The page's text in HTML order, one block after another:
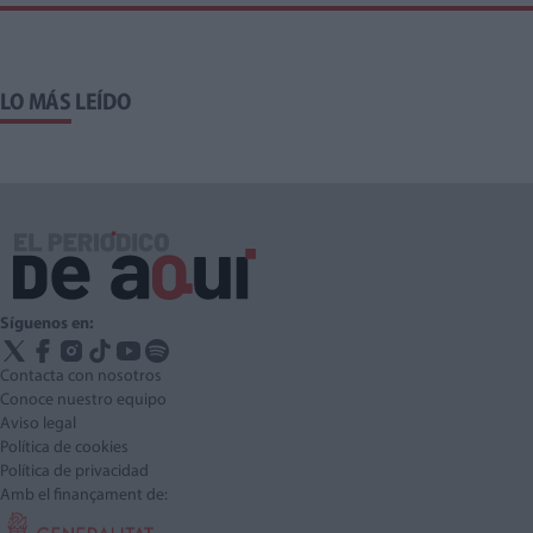
LO MÁS LEÍDO
Síguenos en:
Contacta con nosotros
Conoce nuestro equipo
Aviso legal
Política de cookies
Política de privacidad
Amb el finançament de: